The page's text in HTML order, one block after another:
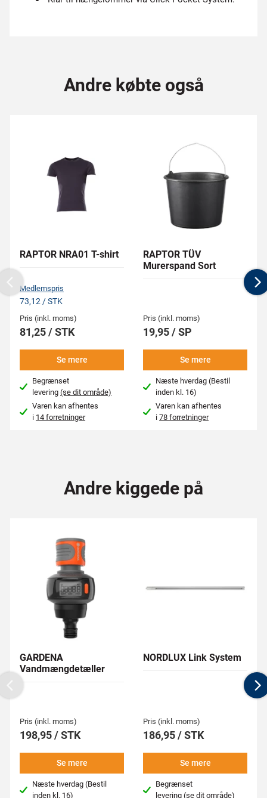
Andre købte også
RAPTOR NRA01 T-shirt
Medlemspris
73,12 / STK
Pris (inkl. moms)
81,25 / STK
Se mere
Begrænset
levering(se dit område)
Varen kan afhentes
i 14 forretninger
RAPTOR TÜV
Murerspand Sort
Pris (inkl. moms)
19,95 / SP
Se mere
Næste hverdag (Bestil
inden kl. 16)
Varen kan afhentes
i78 forretninger
Previous
Andre kiggede på
GARDENA
Vandmængdetæller
Pris (inkl. moms)
198,95 / STK
Se mere
Næste hverdag (Bestil
inden kl. 16)
NORDLUX Link System
Pris (inkl. moms)
186,95 / STK
Se mere
Begrænset
levering(se dit område)
Previous